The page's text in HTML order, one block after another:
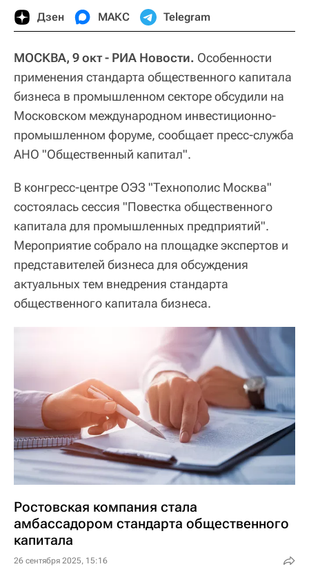
Дзен МАКС Telegram
МОСКВА, 9 окт - РИА Новости. Особенности
применения стандарта общественного капитала
бизнеса в промышленном секторе обсудили на
Московском международном инвестиционно-
промышленном форуме, сообщает пресс-служба
АНО "Общественный капитал".
В конгресс-центре ОЭЗ "Технополис Москва"
состоялась сессия "Повестка общественного
капитала для промышленных предприятий".
Мероприятие собрало на площадке экспертов и
представителей бизнеса для обсуждения
актуальных тем внедрения стандарта
общественного капитала бизнеса.
Ростовская компания стала
амбассадором стандарта общественного
капитала
26 сентября 2025, 15:16